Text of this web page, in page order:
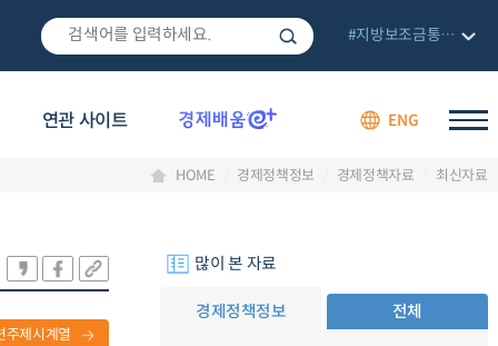
연관 사이트 ENG
#지방보조금통합관리망
HOME 경제정책정보 경제정책자료 최신자료
주제시계열
많이 본 자료
경제정책정보 전체